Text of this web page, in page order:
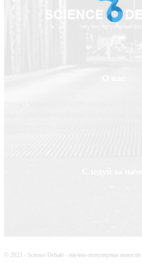
© 2023 - Science Debate - научно-популярные новости